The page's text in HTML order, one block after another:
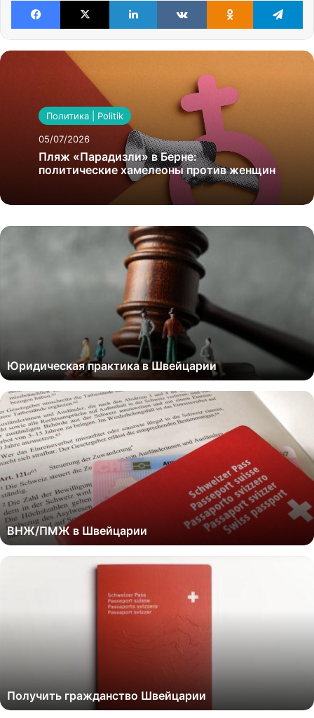
Политика | Politik
05/07/2026
Пляж «Парадизли» в Берне:
политические хамелеоны против женщин
Юридическая практика в Швейцарии
ВНЖ/ПМЖ в Швейцарии
Получить гражданство Швейцарии